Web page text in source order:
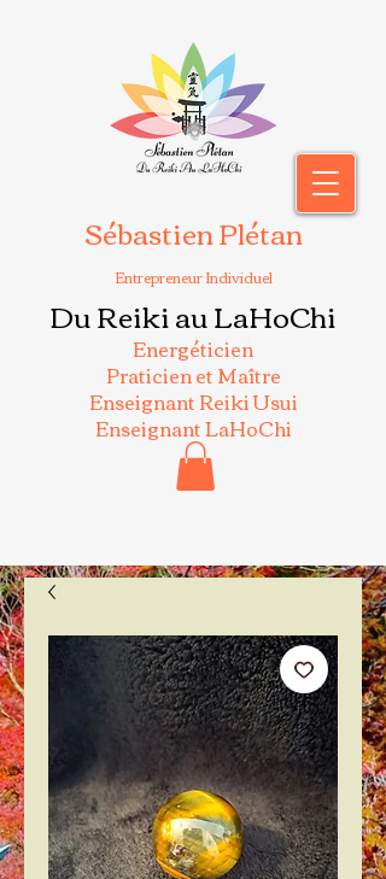
Sébastien Plétan
Entrepreneur Individuel
Du Reiki au LaHoChi
Energéticien
Praticien et Maître
Enseignant Reiki Usui
Enseignant LaHoChi